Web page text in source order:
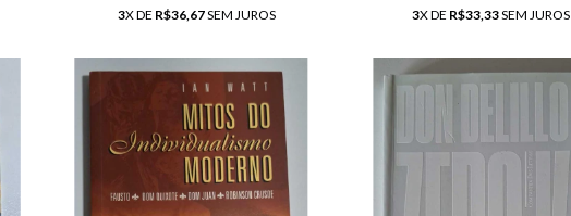
3X DE R$36,67SEM JUROS 3X DE R$33,33SEM JUROS